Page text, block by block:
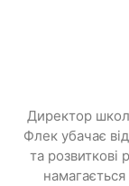
Директор
Флек убачає
та розвиткові